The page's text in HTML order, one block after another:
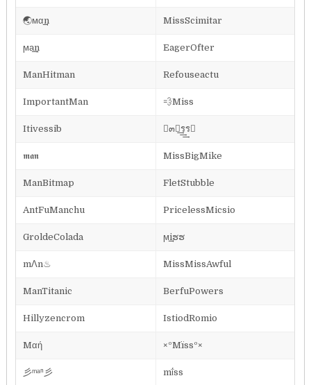
🌏ᴍα͢͢͢n MissScimitar
ϻa͢͢͢n EagerOfter
ManHitman Refouseactu
ImportantMan 💨Miss
Itivessib ⪓๓เ͢͢͢รร⪔
𝖒𝖆𝖓 MissBigMike
ManBitmap FletStubble
AntFuManchu PricelessMicsio
GroldeColada ϻ͢͢͢iຮຮ
mΛn♨ MissMissAwful
ManTitanic BerfuPowers
Hillyzencrom IstiodRomio
Mαή ×ºMïssº×
彡ᵐᵃⁿ彡 mΐss